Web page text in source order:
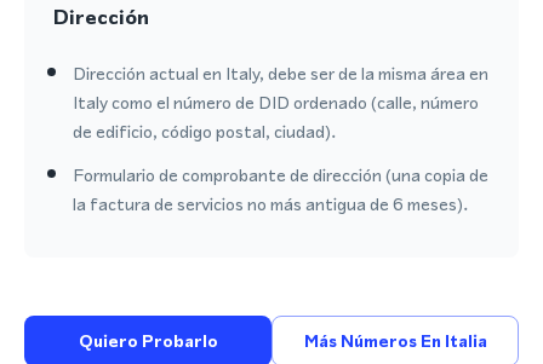
Dirección
Dirección actual en Italy, debe ser de la misma área en
Italy como el número de DID ordenado (calle, número
de edificio, código postal, ciudad).
Formulario de comprobante de dirección (una copia de
la factura de servicios no más antigua de 6 meses).
Quiero Probarlo Más Números En Italia